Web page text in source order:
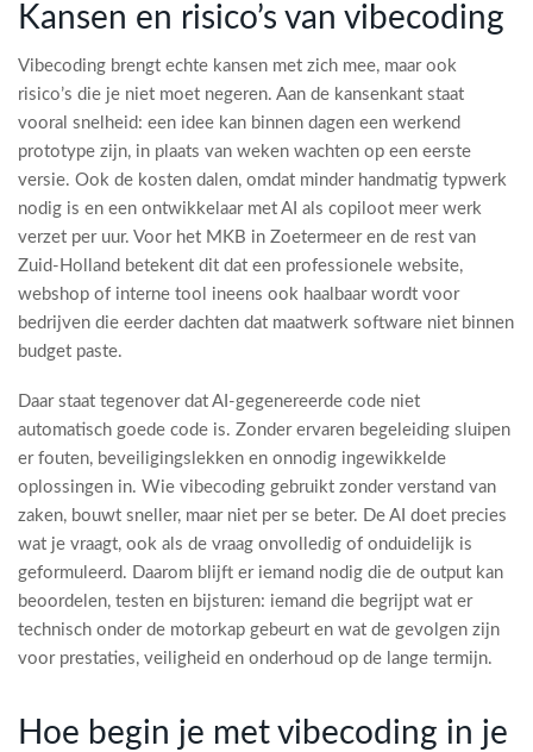
Kansen en risico’s van vibecoding
Vibecoding brengt echte kansen met zich mee, maar ook
risico’s die je niet moet negeren. Aan de kansenkant staat
vooral snelheid: een idee kan binnen dagen een werkend
prototype zijn, in plaats van weken wachten op een eerste
versie. Ook de kosten dalen, omdat minder handmatig typwerk
nodig is en een ontwikkelaar met AI als copiloot meer werk
verzet per uur. Voor het MKB in Zoetermeer en de rest van
Zuid-Holland betekent dit dat een professionele website,
webshop of interne tool ineens ook haalbaar wordt voor
bedrijven die eerder dachten dat maatwerk software niet binnen
budget paste.
Daar staat tegenover dat AI-gegenereerde code niet
automatisch goede code is. Zonder ervaren begeleiding sluipen
er fouten, beveiligingslekken en onnodig ingewikkelde
oplossingen in. Wie vibecoding gebruikt zonder verstand van
zaken, bouwt sneller, maar niet per se beter. De AI doet precies
wat je vraagt, ook als de vraag onvolledig of onduidelijk is
geformuleerd. Daarom blijft er iemand nodig die de output kan
beoordelen, testen en bijsturen: iemand die begrijpt wat er
technisch onder de motorkap gebeurt en wat de gevolgen zijn
voor prestaties, veiligheid en onderhoud op de lange termijn.
Hoe begin je met vibecoding in je